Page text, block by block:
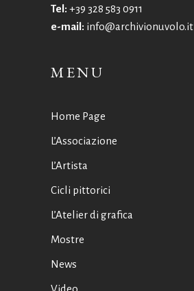
Tel: +39 328 583 0911
e-mail: info@archivionuvolo.it
MENU
Home Page
L’Associazione
L’Artista
Cicli pittorici
L’Atelier di grafica
Mostre
News
Video